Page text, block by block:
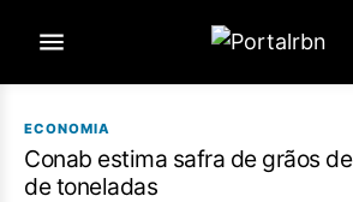
ECONOMIA
Conab estima safra de grãos
de toneladas